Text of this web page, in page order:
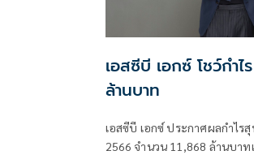
เอสซีบี เอกซ์ โชว์กำไ
ล้านบาท
เอสซีบี เอกซ์ ประกาศผลกำไร
2566 จำนวน 11,868 ล้านบา